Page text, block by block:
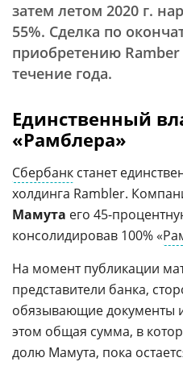
затем летом 2020 г.
55%. Сделка по
приобретению Ramber
течение года.
Единственный
«Рамблера»
Сбербанк станет
холдинга Rambler.
Мамута его 45-
консолидировав 100% «
На момент публикации
представители банка,
обязывающие документы
этом общая сумма, в
долю Мамута, пока